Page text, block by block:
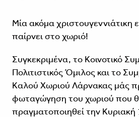
Μία ακόμα χριστουγεννιάτικη
παίρνει στο χωριό!
Συγκεκριμένα, το Κοινοτικό
Πολιτιστικός Όμιλος και το
Καλού Χωριού Λάρνακας μάς
φωταγώγηση του χωριού που
πραγματοποιηθεί την Κυριακή